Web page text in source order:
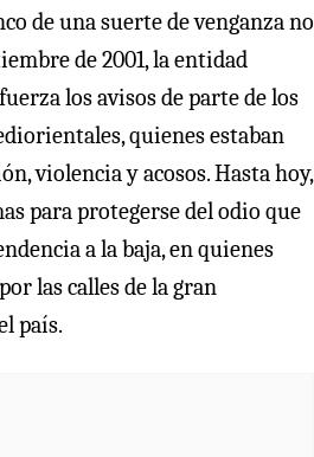
de una suerte de venganza no
de 2001, la entidad
los avisos de parte de los
quienes estaban
violencia y acosos. Hasta hoy,
para protegerse del odio que
a la baja, en quienes
por las calles de la gran
país.